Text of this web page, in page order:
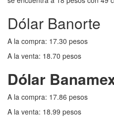
Dólar Banorte
A la compra: 17.30 pesos
A la venta: 18.70 pesos
Dólar
A la compra: 17.86 pesos
A la venta: 18.99 pesos